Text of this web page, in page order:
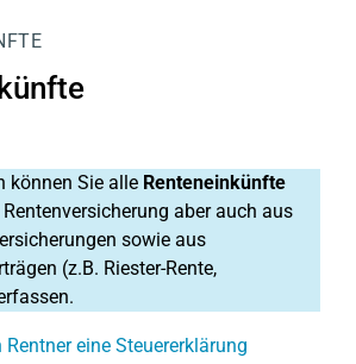
können Sie alle Renteneinkünfte
aber auch aus
sowie aus
(z.B. Riester-Rente,
eine Steuererklärung